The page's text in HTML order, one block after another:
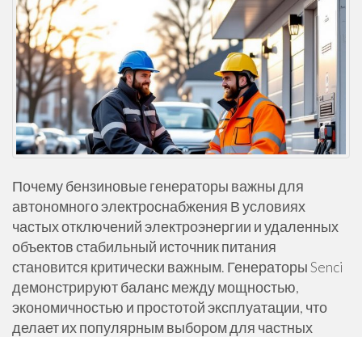
Почему бензиновые генераторы важны для
автономного электроснабжения В условиях
частых отключений электроэнергии и удаленных
объектов стабильный источник питания
становится критически важным. Генераторы Senci
демонстрируют баланс между мощностью,
экономичностью и простотой эксплуатации, что
делает их популярным выбором для частных